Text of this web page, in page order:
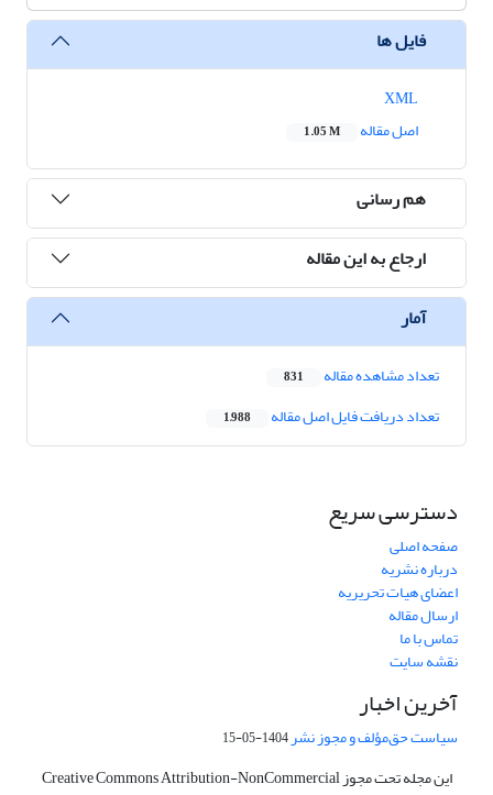
فایل ها
اصل مقاله
1.05 M
هم رسانی
ارجاع به این مقاله
آمار
تعداد مشاهده مقاله 831
تعداد دریافت فایل اصل مقاله 1,988
دسترسی سریع
صفحه اصلی
درباره نشریه
اعضای هیات تحریریه
ارسال مقاله
تماس با ما
نقشه سایت
آخرین اخبار
سیاست حق‌مؤلف و مجوز نشر1404-05-15
این مجله تحت مجوز Creative Commons Attribution-NonCommercial